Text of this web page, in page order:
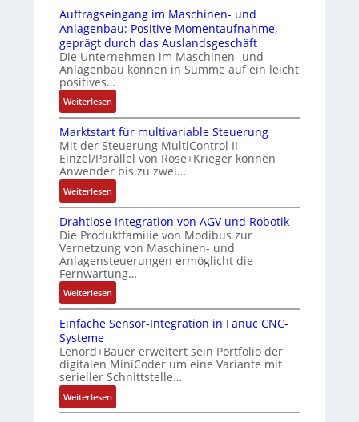
s
i
h
e
x
i
b
e
f
ü
r
d
i
e
A
n
w
n
d
u
n
g
i
n
e
n
4
u
n
d
5
G
a
u
d
e
n
R
a
s
p
e
r
r
y
Z
e
r
t
i
e
r
n
g
b
e
s
t
ä
t
i
t
R
e
i
f
u
c
k
a
u
s
g
l
e
i
c
h
s
l
e
m
e
t
e
i
t
S
p
e
Auftragseingang im Maschinen- und
Anlagenbau: Positive Momentaufnahme,
geprägt durch das Auslandsgeschäft
Die Unternehmen im Maschinen- und
Anlagenbau können in Summe auf ein leicht
positives…
Weiterlesen:
A
u
f
t
r
a
g
e
i
n
g
a
n
g
m
M
a
s
Marktstart für multivariable Steuerung
Mit der Steuerung MultiControl II
Einzel/Parallel von Rose+Krieger können
Anwender bis zu zwei…
Weiterlesen:
M
a
r
k
t
s
t
a
r
f
ü
r
m
Drahtlose Integration von AGV und Robotik
Die Produktfamilie von Modibus zur
Vernetzung von Maschinen- und
Anlagensteuerungen ermöglicht die
Fernwartung…
Weiterlesen:
D
r
h
t
l
o
s
Einfache Sensor-Integration in Fanuc CNC-
Systeme
Lenord+Bauer erweitert sein Portfolio der
digitalen MiniCoder um eine Variante mit
serieller Schnittstelle…
Weiterlesen:
E